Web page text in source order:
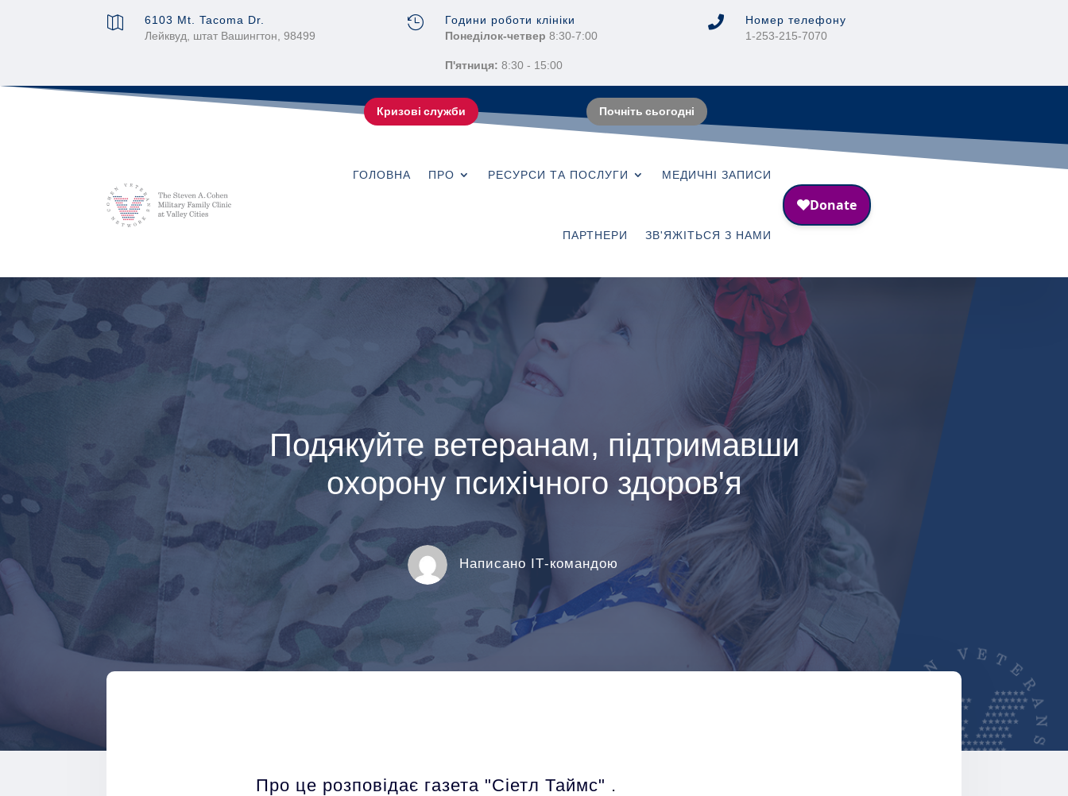

6103 Mt. Tacoma Dr.
Лейквуд, штат Вашингтон, 98499

Години роботи клініки
Понеділок-четвер 8:30-7:00
П'ятниця: 8:30 - 15:00

Номер телефону
1-253-215-7070
Кризові служби Почніть сьогодні
ГОЛОВНА ПРО РЕСУРСИ ТА ПОСЛУГИ МЕДИЧНІ ЗАПИСИ
ПАРТНЕРИ ЗВ'ЯЖІТЬСЯ З НАМИ
Подякуйте ветеранам, підтримавши
охорону психічного здоров'я
Написано ІТ-командою
Про це розповідає газета "Сіетл Таймс" .